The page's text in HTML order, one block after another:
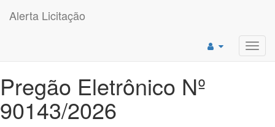
Alerta Licitação
Pregão Eletrônico Nº
90143/2026